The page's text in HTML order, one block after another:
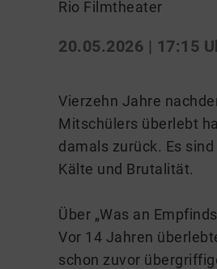
Rio Filmtheater
20.05.2026 | 17:15
Vierzehn Jahre
Mitschülers überlebt
damals zurück. Es
Kälte und Brutalität.
Über „Was an
Vor 14 Jahren
schon zuvor